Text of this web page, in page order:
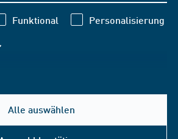
Funktional Personalisierung
Alle auswählen